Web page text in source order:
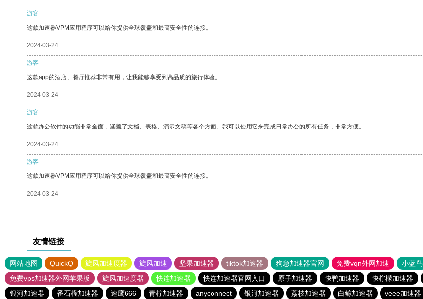
游客
这款加速器VPM应用程序可以给你提供全球覆盖和最高安全性的连接。
2024-03-24
游客
这款app的酒店、餐厅推荐非常有用，让我能够享受到高品质的旅行体验。
2024-03-24
游客
这款办公软件的功能非常全面，涵盖了文档、表格、演示文稿等各个方面。我可以使用它来完成日常办公的所有任务，非常方便。
2024-03-24
游客
这款加速器VPM应用程序可以给你提供全球覆盖和最高安全性的连接。
2024-03-24
友情链接
网站地图 QuickQ 旋风加速度器 旋风加速 坚果加速器 tiktok加速器 狗急加速器官网 免费vqn外网加速 小蓝鸟
免费vps加速器外网苹果版
旋风加速度器 快连加速器 快连加速器官网入口 原子加速器 快鸭加速器 快柠檬加速器
银河加速器
番石榴加速器 速鹰666 青柠加速器 anyconnect 银河加速器 荔枝加速器 白鲸加速器 veee加速器